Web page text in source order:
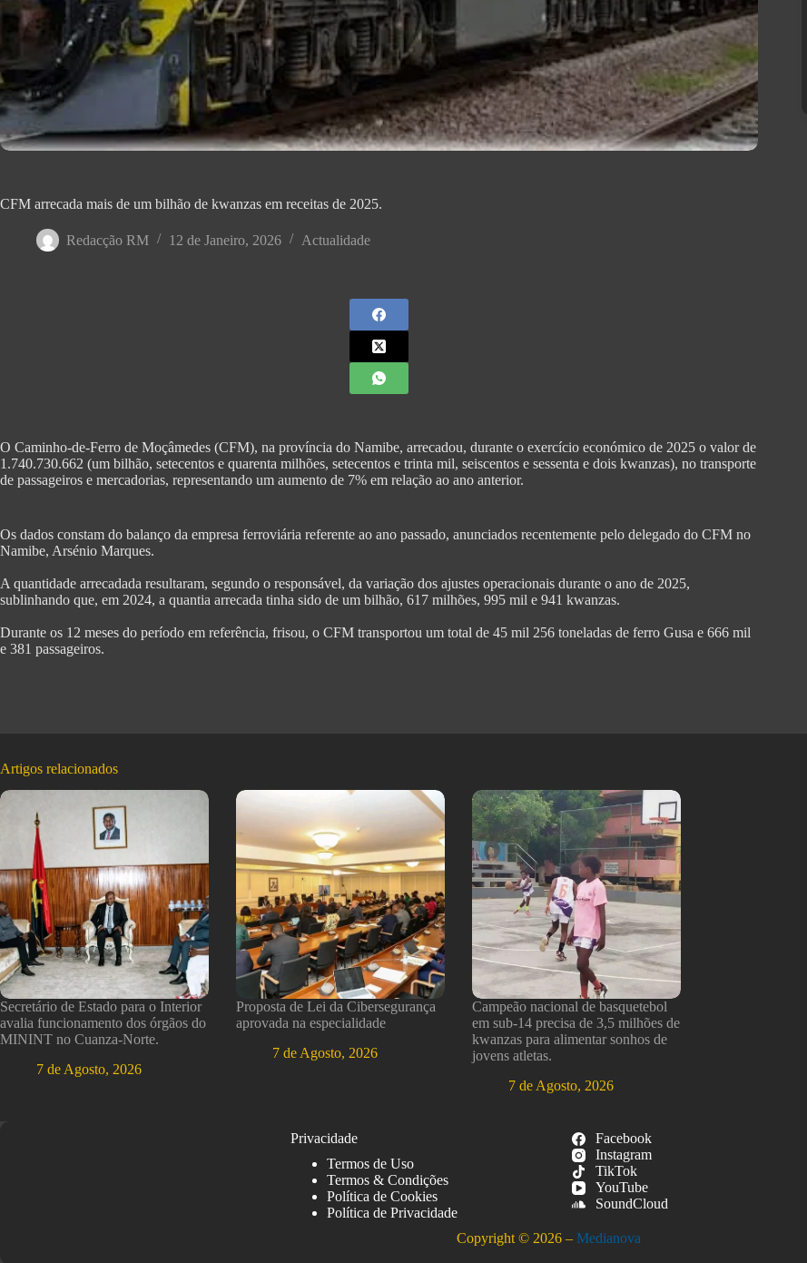
CFM arrecada mais de um bilhão de kwanzas em receitas de 2025.
Redacção RM 12 de Janeiro, 2026 Actualidade
O Caminho-de-Ferro de Moçâmedes (CFM), na província do Namibe, arrecadou, durante o exercício económico de 2025 o valor de
1.740.730.662 (um bilhão, setecentos e quarenta milhões, setecentos e trinta mil, seiscentos e sessenta e dois kwanzas), no transporte
de passageiros e mercadorias, representando um aumento de 7% em relação ao ano anterior.
Os dados constam do balanço da empresa ferroviária referente ao ano passado, anunciados recentemente pelo delegado do CFM no
Namibe, Arsénio Marques.
‎A quantidade arrecadada resultaram, segundo o responsável, da variação dos ajustes operacionais durante o ano de 2025,
sublinhando que, em 2024, a quantia arrecada tinha sido de um bilhão, 617 milhões, 995 mil e 941 kwanzas.
‎Durante os 12 meses do período em referência, frisou, o CFM transportou um total de 45 mil 256 toneladas de ferro Gusa e 666 mil
e 381 passageiros.
Artigos relacionados
Secretário de Estado para o Interior
avalia funcionamento dos órgãos do
MININT no Cuanza-Norte.
7 de Agosto, 2026
Proposta de Lei da Cibersegurança
aprovada na especialidade
7 de Agosto, 2026
Campeão nacional de basquetebol
em sub-14 precisa de 3,5 milhões de
kwanzas para alimentar sonhos de
jovens atletas.
7 de Agosto, 2026
Privacidade
Termos de Uso
Termos & Condições
Política de Cookies
Política de Privacidade
Facebook
Instagram
TikTok
YouTube
SoundCloud
Copyright © 2026 –Medianova